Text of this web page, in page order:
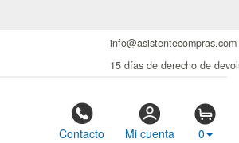
info@asistentecompras.com
15 días de derecho de
Contacto Mi cuenta 0